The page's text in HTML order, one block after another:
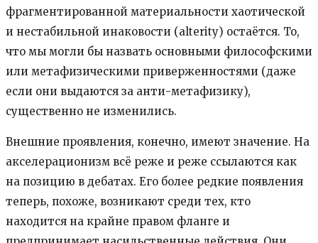
фрагментированной материальности хаотической
и нестабильной инаковости (alterity) остаётся. То,
что мы могли бы назвать основными философскими
или метафизическими приверженностями (даже
если они выдаются за анти-метафизику),
существенно не изменились.
Внешние проявления, конечно, имеют значение. На
акселерационизм всё реже и реже ссылаются как
на позицию в дебатах. Его более редкие появления
теперь, похоже, возникают среди тех, кто
находится на крайне правом фланге и